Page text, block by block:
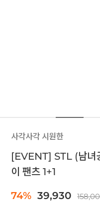
사각사각 시원한
[EVENT] STL (남녀
이 팬츠 1+1
74% 39,930